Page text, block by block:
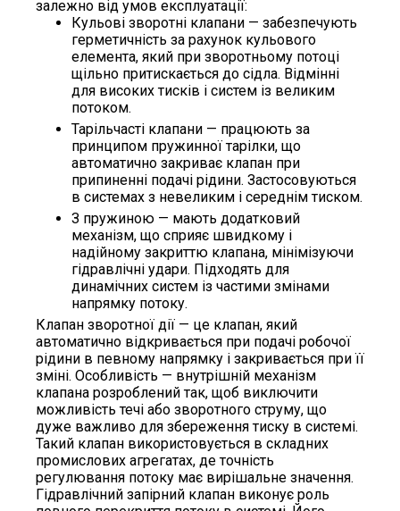
залежно від умов експлуатації:
Кульові зворотні клапани — забезпечують
герметичність за рахунок кульового
елемента, який при зворотньому потоці
щільно притискається до сідла. Відмінні
для високих тисків і систем із великим
потоком.
Тарільчасті клапани — працюють за
принципом пружинної тарілки, що
автоматично закриває клапан при
припиненні подачі рідини. Застосовуються
в системах з невеликим і середнім тиском.
З пружиною — мають додатковий
механізм, що сприяє швидкому і
надійному закриттю клапана, мінімізуючи
гідравлічні удари. Підходять для
динамічних систем із частими змінами
напрямку потоку.
Клапан зворотної дії — це клапан, який
автоматично відкривається при подачі робочої
рідини в певному напрямку і закривається при її
зміні. Особливість — внутрішній механізм
клапана розроблений так, щоб виключити
можливість течі або зворотного струму, що
дуже важливо для збереження тиску в системі.
Такий клапан використовується в складних
промислових агрегатах, де точність
регулювання потоку має вирішальне значення.
Гідравлічний запірний клапан виконує роль